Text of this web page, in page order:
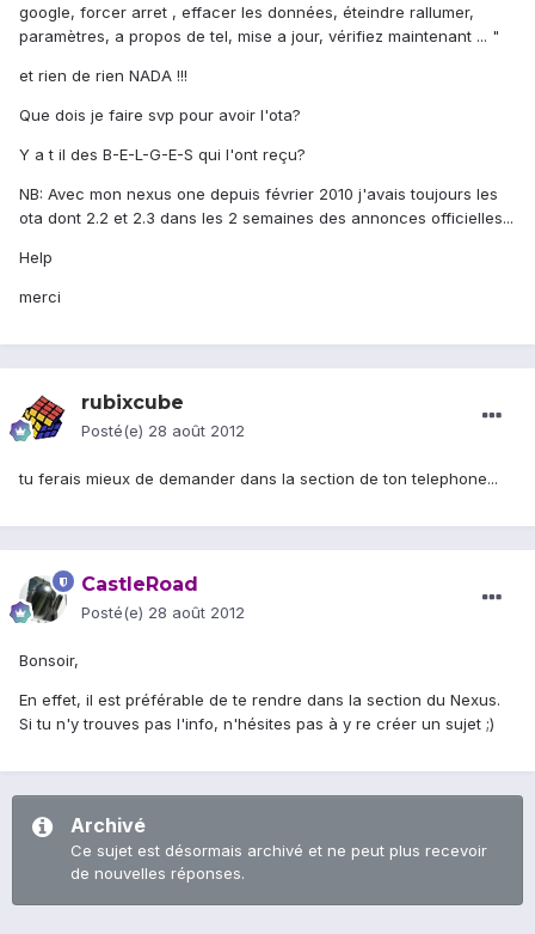
google, forcer arret , effacer les données, éteindre rallumer,
paramètres, a propos de tel, mise a jour, vérifiez maintenant ... "
et rien de rien NADA !!!
Que dois je faire svp pour avoir l'ota?
Y a t il des B-E-L-G-E-S qui l'ont reçu?
NB: Avec mon nexus one depuis février 2010 j'avais toujours les
ota dont 2.2 et 2.3 dans les 2 semaines des annonces officielles...
Help
merci
rubixcube
Posté(e) 28 août 2012
tu ferais mieux de demander dans la section de ton telephone...
CastleRoad
Posté(e) 28 août 2012
Bonsoir,
En effet, il est préférable de te rendre dans la section du Nexus.
Si tu n'y trouves pas l'info, n'hésites pas à y re créer un sujet ;)
Archivé
Ce sujet est désormais archivé et ne peut plus recevoir
de nouvelles réponses.